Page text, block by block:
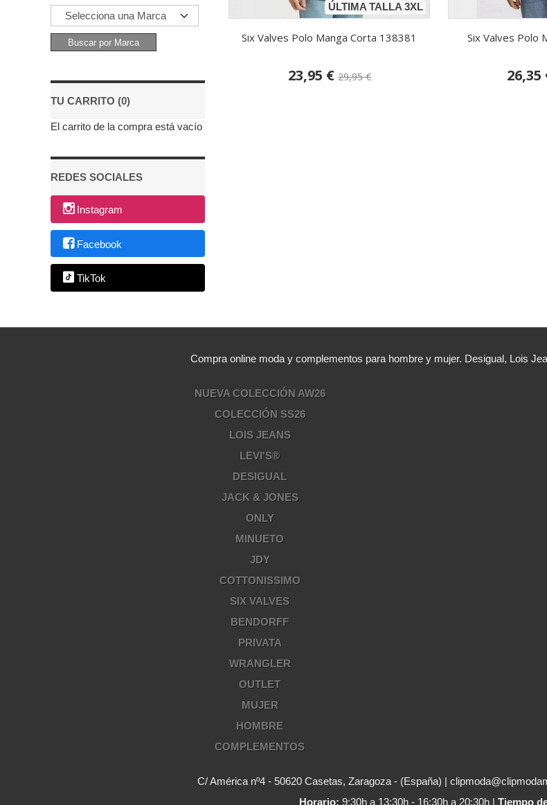
TU CARRITO (0)
El carrito de la compra está vacío
REDES SOCIALES
Instagram
Facebook
TikTok
ÚLTIMA TALLA 3XL
Six Valves Polo Manga Corta 138381
23,95 €29,95 €
Six Valves Polo
26,35
Compra online moda y complementos para hombre y mujer. Desigual, Lois
NUEVA COLECCIÓN AW26
COLECCIÓN SS26
LOIS JEANS
LEVI'S®
DESIGUAL
JACK & JONES
ONLY
MINUETO
JDY
COTTONISSIMO
SIX VALVES
BENDORFF
PRIVATA
WRANGLER
OUTLET
MUJER
HOMBRE
COMPLEMENTOS
C/ América nº4 - 50620 Casetas, Zaragoza - (España) |
Horario: 9:30h a 13:30h - 16:30h a 20:30h | Tiempo